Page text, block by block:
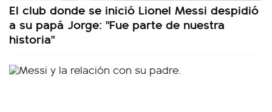
El club donde se inició Lionel Messi despidió
a su papá Jorge: "Fue parte de nuestra
historia"